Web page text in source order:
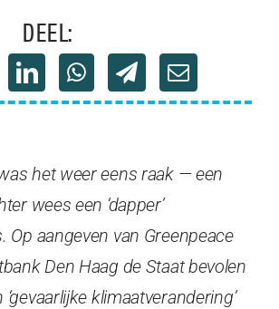
DEEL:
het weer eens raak — een
wees een ‘dapper’
Op aangeven van Greenpeace
Den Haag de Staat bevolen
klimaatverandering’